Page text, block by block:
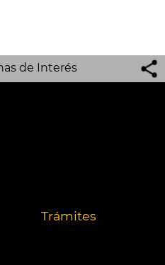
de Interés
Trámites